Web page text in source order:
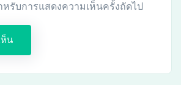
หรับการแสดงความเห็นครั้งถัดไป